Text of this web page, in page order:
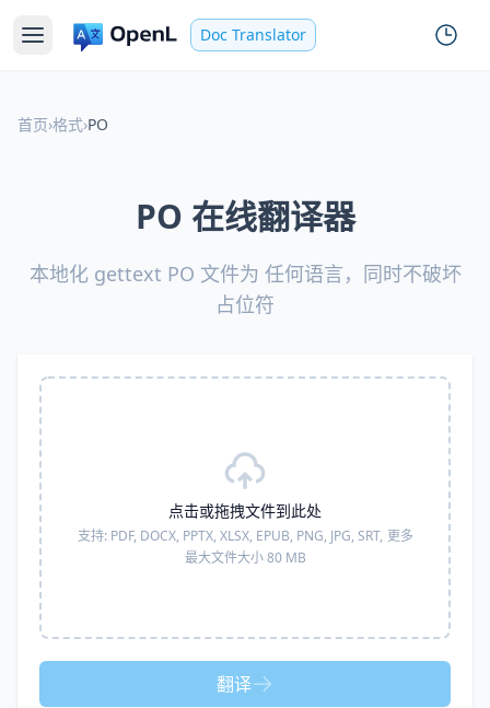
Doc Translator
首页›格式›PO
PO 在线翻译器
本地化 gettext PO 文件为 任何语言，同时不破坏
占位符
点击或拖拽文件到此处
支持: PDF, DOCX, PPTX, XLSX, EPUB, PNG, JPG, SRT, 更多
最大文件大小 80 MB
翻译